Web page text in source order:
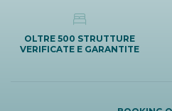
OLTRE 500 STRUTTURE
VERIFICATE E GARANTITE